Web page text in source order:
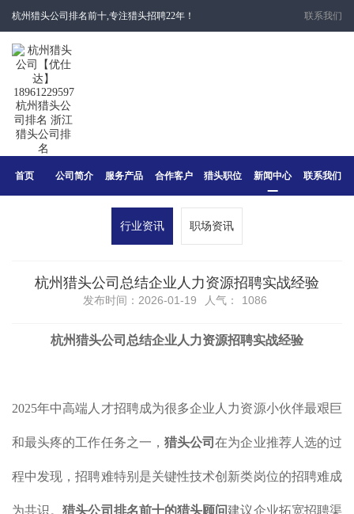
杭州猎头公司排名前十,专注猎头招聘22年！ 联系我们
首页 公司简介 服务产品 合作客户 猎头职位 新闻中心 联系我们
行业资讯 职场资讯
杭州猎头公司总结企业人力资源招聘实战经验
发布时间：2026-01-19 人气： 1086
杭州猎头公司总结企业人力资源招聘实战经验
2025年中高端人才招聘成为很多企业人力资源小伙伴最艰巨
和最头疼的工作任务之一， 猎头公司在为企业推荐人选的过
程中发现，招聘难特别是关键性技术创新类岗位的招聘难成
为共识。猎头公司排名前十的猎头顾问建议企业拓宽招聘渠